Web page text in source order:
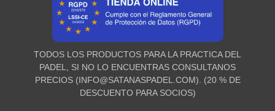
TODOS LOS PRODUCTOS PARA LA PRACTICA DEL
PADEL, SI NO LO ENCUENTRAS CONSULTANOS
PRECIOS (INFO@SATANASPADEL.COM). (20 % DE
DESCUENTO PARA SOCIOS)